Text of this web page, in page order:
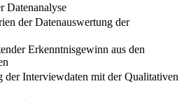
Datenanalyse
der Datenauswertung der
Erkenntnisgewinn aus den
der Interviewdaten mit der Qualitativen